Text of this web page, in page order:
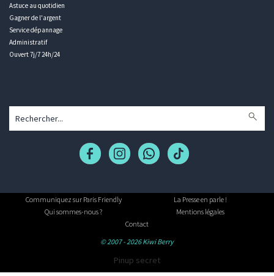
Astuce au quotidien
Gagner de l'argent
Service dépannage
Administratif
Ouvert 7j/7 24h/24
Communiquez sur Paris Friendly
La Presse en parle !
Qui sommes-nous ?
Mentions légales
Contact
© 2007 - 2026 Kiwi Berry
Pinup secret